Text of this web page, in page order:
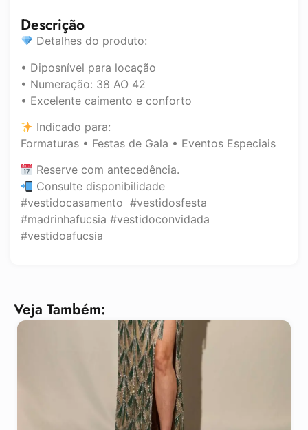
Descrição
Detalhes do produto:
• Diposnível para locação
• Numeração: 38 AO 42
• Excelente caimento e conforto
Indicado para:
Formaturas • Festas de Gala • Eventos Especiais
Reserve com antecedência.
Consulte disponibilidade
#vestidocasamento #vestidosfesta
#madrinhafucsia #vestidoconvidada
#vestidoafucsia
Veja Também: